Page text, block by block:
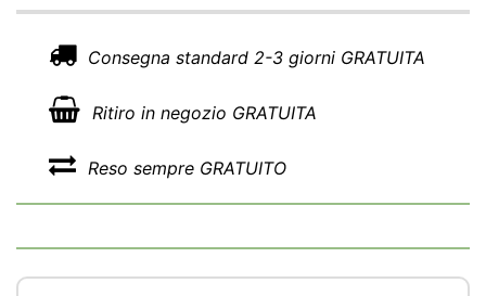
Consegna standard 2-3 giorni GRATUITA
Ritiro in negozio GRATUITA
Reso sempre GRATUITO